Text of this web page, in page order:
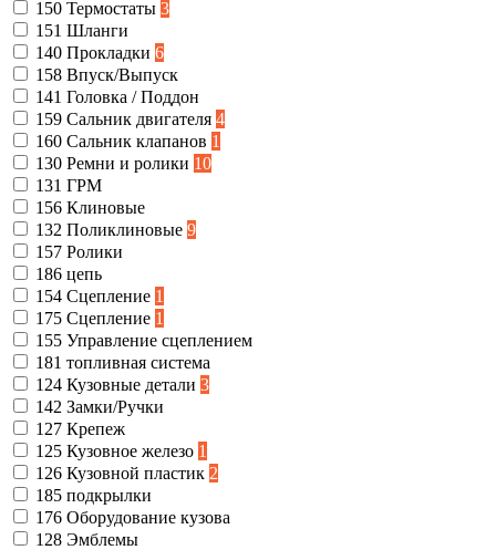
150 Термостаты 3
151 Шланги
140 Прокладки 6
158 Впуск/Выпуск
141 Головка / Поддон
159 Сальник двигателя 4
160 Сальник клапанов 1
130 Ремни и ролики 10
131 ГРМ
156 Клиновые
132 Поликлиновые 9
157 Ролики
186 цепь
154 Сцепление 1
175 Сцепление 1
155 Управление сцеплением
181 топливная система
124 Кузовные детали 3
142 Замки/Ручки
127 Крепеж
125 Кузовное железо 1
126 Кузовной пластик 2
185 подкрылки
176 Оборудование кузова
128 Эмблемы